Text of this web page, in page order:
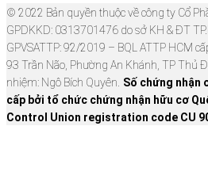
© 2022 Bản quyền thuộc về công ty Cổ
GPDKKD: 0313701476 do sở KH & ĐT
GPVSATTP: 92/2019 – BQL ATTP HCM
93 Trần Não, Phường An Khánh, TP Thủ
nhiệm: Ngô Bích Quyên. Số chứng nhận
cấp bởi tổ chức chứng nhận hữu cơ
Control Union registration code CU